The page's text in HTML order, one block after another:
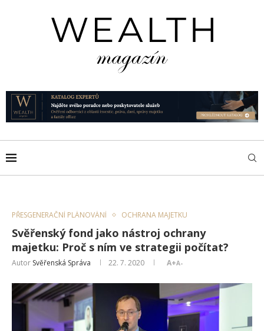
PŘESGENERAČNÍ PLÁNOVÁNÍ OCHRANA MAJETKU
Svěřenský fond jako nástroj ochrany
majetku: Proč s ním ve strategii počítat?
Autor Svěřenská Správa 22. 7. 2020 A+A-